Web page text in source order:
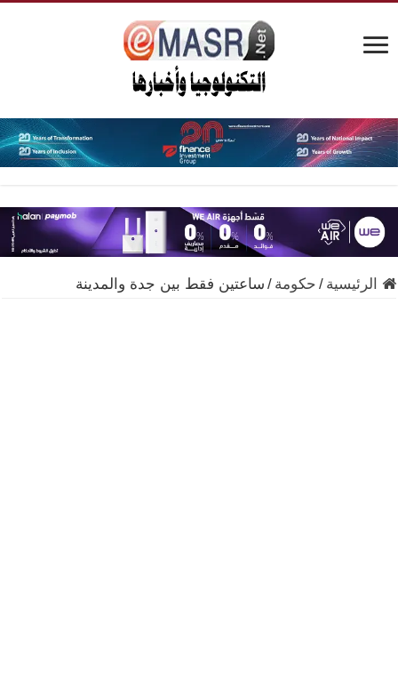
الرئيسية / حكومة / ساعتين فقط بين جدة والمدينة